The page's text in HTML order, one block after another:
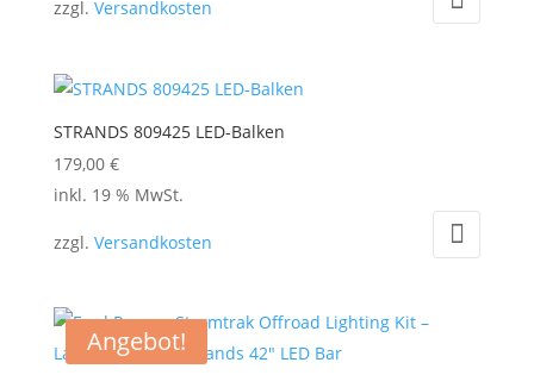
weist
Varianten
Die
Optionen
können
auf
gewählt
werden
zzgl. Versandkosten
STRANDS 809425 LED-Balken
179,00 €
inkl. 19 % MwSt.
zzgl. Versandkosten
Angebot!